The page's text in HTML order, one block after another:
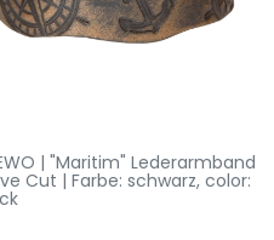
| "Maritim" Lederarmband
Cut | Farbe: schwarz, color: